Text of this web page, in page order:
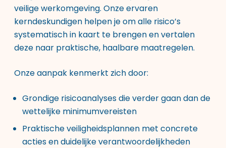
veilige werkomgeving. Onze ervaren
kerndeskundigen helpen je om alle risico’s
systematisch in kaart te brengen en vertalen
deze naar praktische, haalbare maatregelen.
Onze aanpak kenmerkt zich door:
Grondige risicoanalyses die verder gaan dan de
wettelijke minimumvereisten
Praktische veiligheidsplannen met concrete
acties en duidelijke verantwoordelijkheden